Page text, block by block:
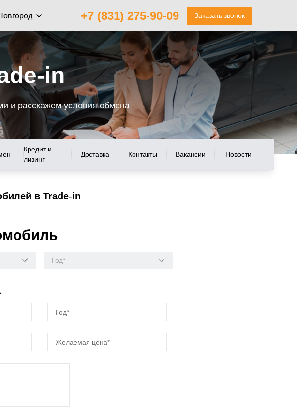
+7 (831) 275-90-09 Заказать звонок
in
и расскажем условия обмена
Кредит и
лизинг
Доставка Контакты Вакансии Новости
в Trade-in
Год*